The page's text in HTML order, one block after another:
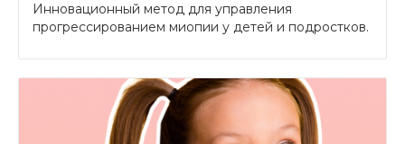
Инновационный метод для управления
прогрессированием миопии у детей и подростков.